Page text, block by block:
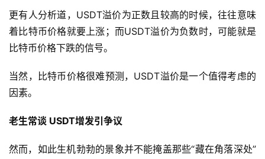
更有人分析道，USDT溢价为正数且较高的时候，往往意味
着比特币价格就要上涨；而USDT溢价为负数时，可能就是
比特币价格下跌的信号。
当然，比特币价格很难预测，USDT溢价是一个值得考虑的
因素。
老生常谈 USDT增发引争议
然而，如此生机勃勃的景象并不能掩盖那些“藏在角落深处”